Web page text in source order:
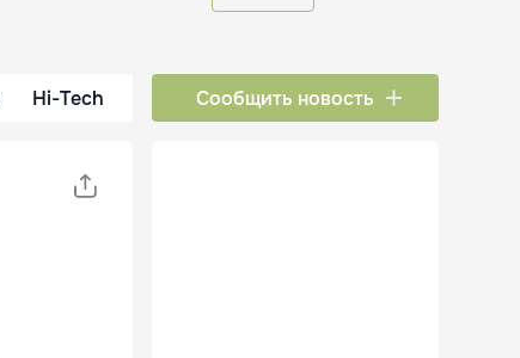
Hi-Tech Сообщить новость